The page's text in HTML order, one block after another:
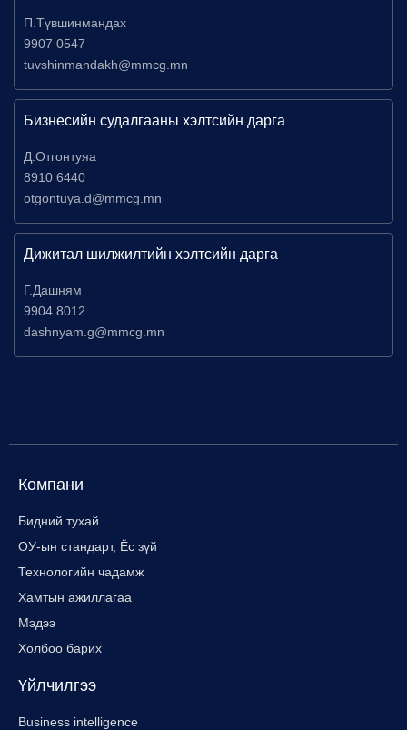
П.Түвшинмандах
9907 0547
tuvshinmandakh@mmcg.mn
Бизнесийн судалгааны хэлтсийн дарга
Д.Отгонтуяа
8910 6440
otgontuya.d@mmcg.mn
Дижитал шилжилтийн хэлтсийн дарга
Г.Дашням
9904 8012
dashnyam.g@mmcg.mn
Компани
Бидний тухай
ОУ-ын стандарт, Ёс зүй
Технологийн чадамж
Хамтын ажиллагаа
Мэдээ
Холбоо барих
Үйлчилгээ
Business intelligence